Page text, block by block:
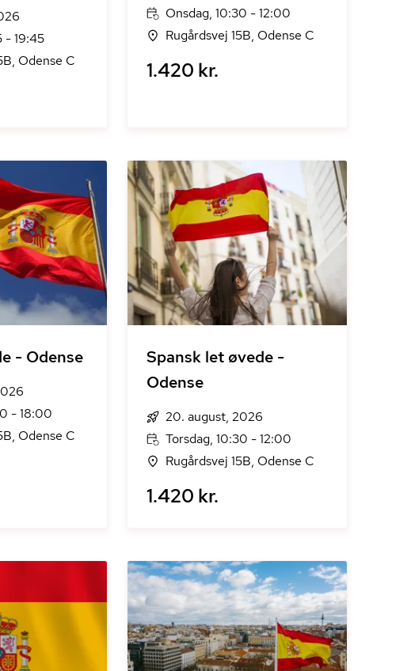
- 19:45
Odense C
Onsdag, 10:30 - 12:00
Rugårdsvej 15B, Odense C
1.420 kr.
- Odense
- 18:00
Odense C
Spansk let øvede -
Odense
20. august, 2026
Torsdag, 10:30 - 12:00
Rugårdsvej 15B, Odense C
1.420 kr.